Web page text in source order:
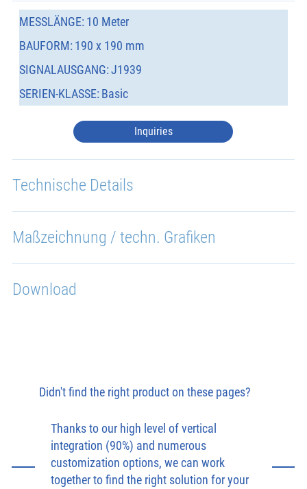
MESSLÄNGE: 10 Meter
BAUFORM: 190 x 190 mm
SIGNALAUSGANG: J1939
SERIEN-KLASSE: Basic
Inquiries
Technische Details
Maßzeichnung / techn. Grafiken
Download
Didn't find the right product on these pages?
Thanks to our high level of vertical
integration (90%) and numerous
customization options, we can work
together to find the right solution for your